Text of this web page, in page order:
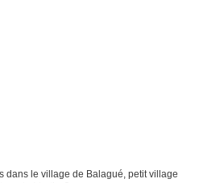
dans le village de Balagué, petit village